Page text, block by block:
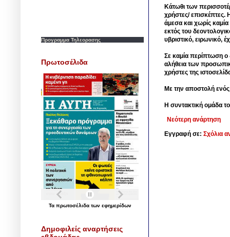
Κάτωθι των
χρήστες/ επισκέπτες.
άμεσα και χωρίς
εκτός του
υβριστικό, ειρωνικό,
Σε καμία περίπτωση ο
αλήθεια των
χρήστες της
Με την αποστολή
Η συντακτική ομάδα
Νεότερη ανάρτηση
Εγγραφή σε: Σχόλια
Προγραμμα Τηλεορασης
Πρωτοσέλιδα
Τα πρωτοσέλιδα των εφημερίδων
Δημοφιλείς αναρτήσεις